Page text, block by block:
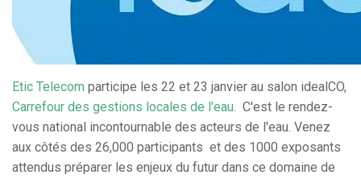
Etic Telecom participe les 22 et 23 janvier au salon idealCO,
Carrefour des gestions locales de l'eau. C'est le rendez-
vous national incontournable des acteurs de l'eau. Venez
aux côtés des 26,000 participants et des 1000 exposants
attendus préparer les enjeux du futur dans ce domaine de